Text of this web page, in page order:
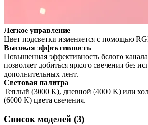
Легкое управление
Цвет подсветки изменяется с помощью
Высокая эффективность
Повышенная эффективность белого
позволяет добиться яркого свечения без
дополнительных лент.
Световая палитра
Теплый (3000 K), дневной (4000 K) или
(6000 K) цвета свечения.
Список моделей (3)